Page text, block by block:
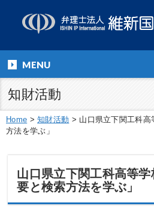
MENU
知財活動
Home >知財活動 > 山口県立下関工科
方法を学ぶ」
山口県立下関工科高等
要と検索方法を学ぶ」